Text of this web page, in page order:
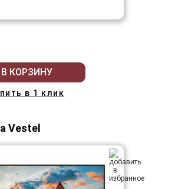
В КОРЗИНУ
в 1 клик
Vestel